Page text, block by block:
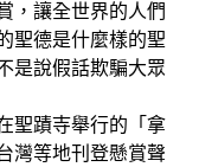
，讓全世界的人們
聖德是什麼樣的聖
是說假話欺騙大眾
聖蹟寺舉行的「拿
灣等地刊登懸賞聲